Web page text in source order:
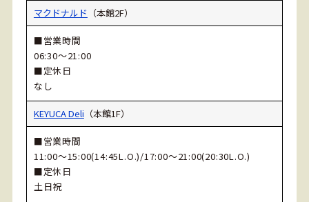
マクドナルド （本館2F）
■営業時間
06:30～21:00
■定休日
なし
KEYUCA Deli （本館1F）
■営業時間
11:00～15:00(14:45L.O.)/17:00～21:00(20:30L.O.)
■定休日
土日祝